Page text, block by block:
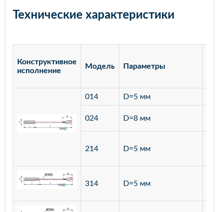
Технические характеристики
Конструктивное
исполнение
Модель Параметры
014 D=5 мм
024 D=8 мм
214 D=5 мм
314 D=5 мм